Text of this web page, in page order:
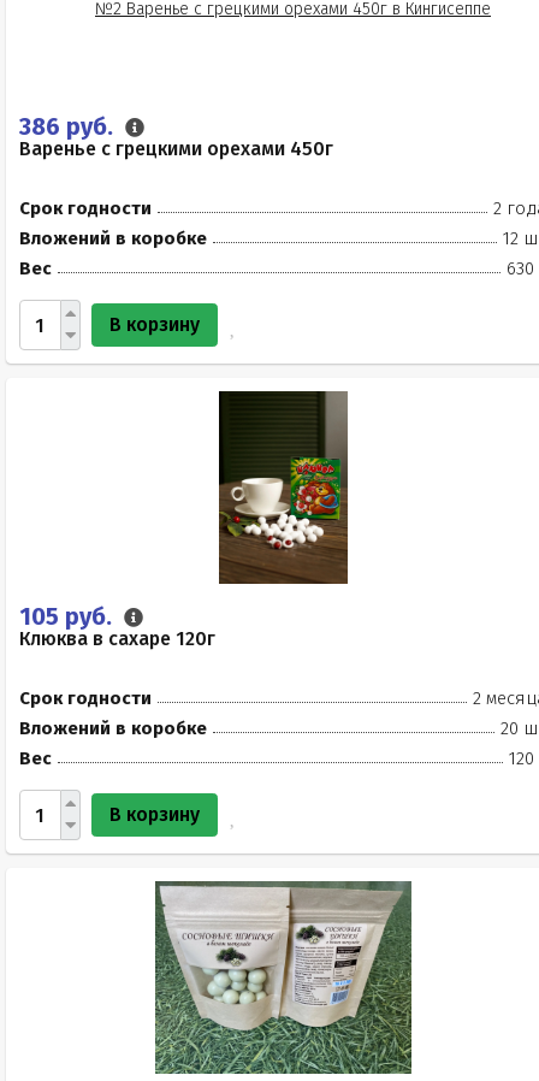
386 руб.
Варенье с грецкими орехами 450г
Срок годности
2
Вложений в коробке
12
Вес
630
В корзину
105 руб.
Клюква в сахаре 120г
Срок годности
2
Вложений в коробке
20
Вес
120
В корзину